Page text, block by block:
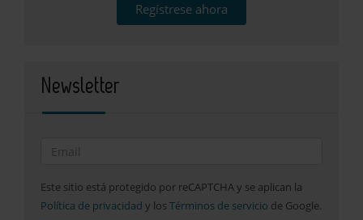
Regístrese ahora
Newsletter
Este sitio está protegido por reCAPTCHA y se aplican la
Política de privacidad y los Términos de servicio de Google.